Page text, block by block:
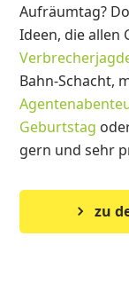
Aufräumtag?
Ideen, die allen
Bahn-Schacht,
Geburtstag
gern und sehr
zu